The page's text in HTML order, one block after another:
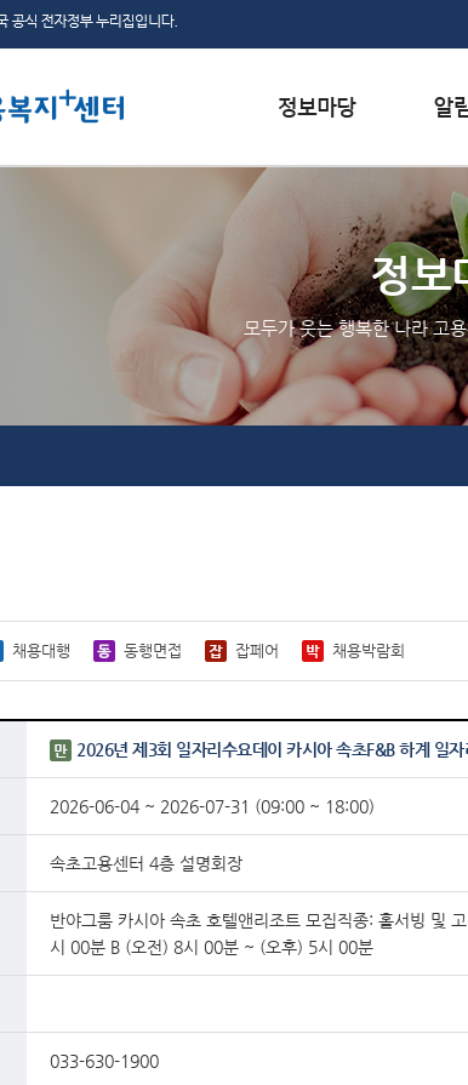
채용정보
인재정보
관련사이트
행
공
홍보
정보
모두가 웃는 행복한 나라 고용
채용대행 동행면접 잡페어 채용박람회
2026년 제3회 일자리수요데이 카시아 속초F&B 하계 일
2026-06-04 ~ 2026-07-31 (09:00 ~ 18:00)
속초고용센터 4층 설명회장
반야그룸 카시아 속초 호텔앤리조트 모집직종: 홀서빙 및
시 00분 B (오전) 8시 00분 ~ (오후) 5시 00분
033-630-1900